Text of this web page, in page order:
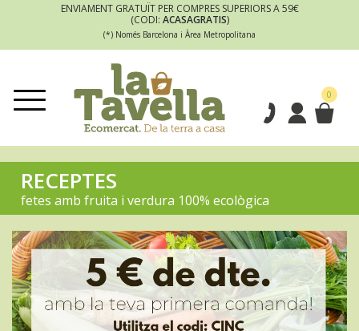
ENVIAMENT GRATUÏT PER COMPRES SUPERIORS A 59€
(CODI: ACASAGRATIS)
(*) Només Barcelona i Àrea Metropolitana
0
RECEPTES
fetes amb fruita i verdura 100% ecològica